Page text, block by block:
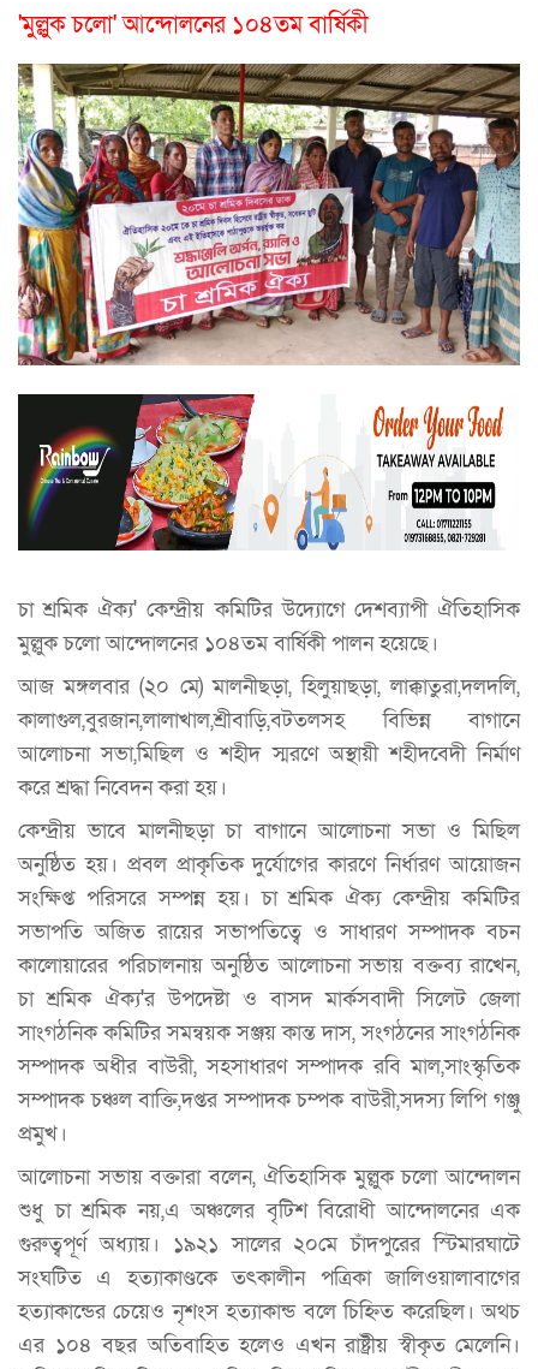
'মুল্লুক চলো' আন্দোলনের ১০৪তম বার্ষিকী
চা শ্রমিক ঐক্য' কেন্দ্রীয় কমিটির উদ্যোগে দেশব্যাপী ঐতিহাসিক
মুল্লুক চলো আন্দোলনের ১০৪তম বার্ষিকী পালন হয়েছে।
আজ মঙ্গলবার (২০ মে) মালনীছড়া, হিলুয়াছড়া, লাক্কাতুরা,দলদলি,
কালাগুল,বুরজান,লালাখাল,শ্রীবাড়ি,বটতলসহ বিভিন্ন বাগানে
আলোচনা সভা,মিছিল ও শহীদ স্মরণে অস্থায়ী শহীদবেদী নির্মাণ
করে শ্রদ্ধা নিবেদন করা হয়।
কেন্দ্রীয় ভাবে মালনীছড়া চা বাগানে আলোচনা সভা ও মিছিল
অনুষ্ঠিত হয়। প্রবল প্রাকৃতিক দুর্যোগের কারণে নির্ধারণ আয়োজন
সংক্ষিপ্ত পরিসরে সম্পন্ন হয়। চা শ্রমিক ঐক্য কেন্দ্রীয় কমিটির
সভাপতি অজিত রায়ের সভাপতিত্বে ও সাধারণ সম্পাদক বচন
কালোয়ারের পরিচালনায় অনুষ্ঠিত আলোচনা সভায় বক্তব্য রাখেন,
চা শ্রমিক ঐক্য'র উপদেষ্টা ও বাসদ মার্কসবাদী সিলেট জেলা
সাংগঠনিক কমিটির সমন্বয়ক সঞ্জয় কান্ত দাস, সংগঠনের সাংগঠনিক
সম্পাদক অধীর বাউরী, সহসাধারণ সম্পাদক রবি মাল,সাংস্কৃতিক
সম্পাদক চঞ্চল বাক্তি,দপ্তর সম্পাদক চম্পক বাউরী,সদস্য লিপি গঞ্জু
প্রমুখ।
আলোচনা সভায় বক্তারা বলেন, ঐতিহাসিক মুল্লুক চলো আন্দোলন
শুধু চা শ্রমিক নয়,এ অঞ্চলের বৃটিশ বিরোধী আন্দোলনের এক
গুরুত্বপূর্ণ অধ্যায়। ১৯২১ সালের ২০মে চাঁদপুরের স্টিমারঘাটে
সংঘটিত এ হত্যাকাণ্ডকে তৎকালীন পত্রিকা জালিওয়ালাবাগের
হত্যাকান্ডের চেয়েও নৃশংস হত্যাকান্ড বলে চিহ্নিত করেছিল। অথচ
এর ১০৪ বছর অতিবাহিত হলেও এখন রাষ্ট্রীয় স্বীকৃত মেলেনি।